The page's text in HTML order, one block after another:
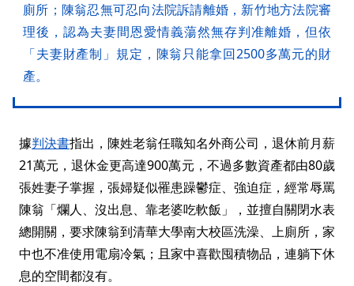
廁所；陳翁忍無可忍向法院訴請離婚，新竹地方法院審
理後，認為夫妻間恩愛情義蕩然無存判准離婚，但依
「夫妻財產制」規定，陳翁只能拿回2500多萬元的財
產。
據判決書指出，陳姓老翁任職知名外商公司，退休前月薪
21萬元，退休金更高達900萬元，不過多數資產都由80歲
張姓妻子掌握，張婦疑似罹患躁鬱症、強迫症，經常辱罵
陳翁「爛人、沒出息、靠老婆吃軟飯」，並擅自關閉水表
總開關，要求陳翁到清華大學南大校區洗澡、上廁所，家
中也不准使用電扇冷氣；且家中喜歡囤積物品，連躺下休
息的空間都沒有。